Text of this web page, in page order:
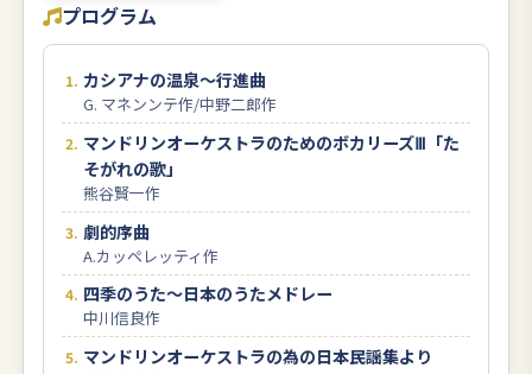
プログラム
カシアナの温泉～行進曲
G. マネンンテ作/中野二郎作
マンドリンオーケストラのためのボカリーズⅢ「た
そがれの歌」
熊谷賢一作
劇的序曲
A.カッペレッティ作
四季のうた～日本のうたメドレー
中川信良作
マンドリンオーケストラの為の日本民謡集より